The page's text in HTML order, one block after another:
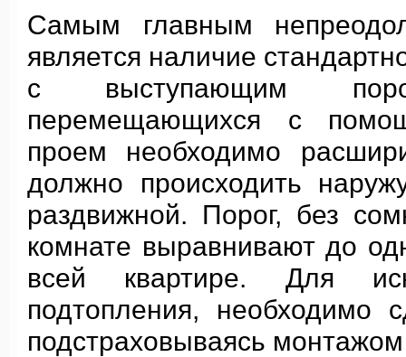
Самым главным
является наличие
с выступающим
перемещающихся с
проем необходимо
должно происходить
раздвижной. Порог, без
комнате выравнивают до
всей квартире. Для
подтопления, необходимо
подстраховываясь